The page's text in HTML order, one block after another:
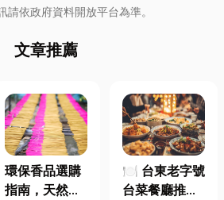
依政府資料開放平台為準。
文章推薦
環保香品選購
指南，天然香
🍽️ 台東老字號
台菜餐廳推薦